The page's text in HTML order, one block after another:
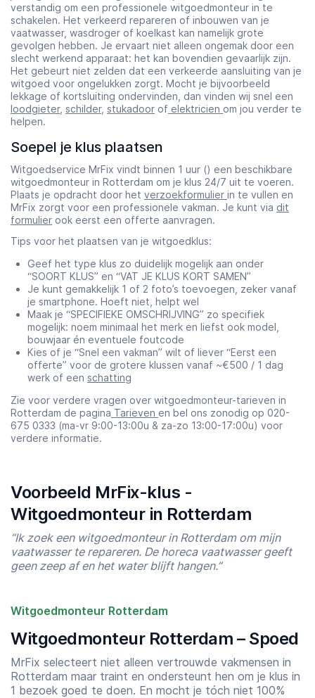
verstandig om een professionele witgoedmonteur in te
schakelen. Het verkeerd repareren of inbouwen van je
vaatwasser, wasdroger of koelkast kan namelijk grote
gevolgen hebben. Je ervaart niet alleen ongemak door een
slecht werkend apparaat: het kan bovendien gevaarlijk zijn.
Het gebeurt niet zelden dat een verkeerde aansluiting van je
witgoed voor ongelukken zorgt. Mocht je bijvoorbeeld
lekkage of kortsluiting ondervinden, dan vinden wij snel een
loodgieter, schilder, stukadoor of elektricien om jou verder te
helpen.
Soepel je klus plaatsen
Witgoedservice MrFix vindt binnen 1 uur () een beschikbare
witgoedmonteur in Rotterdam om je klus 24/7 uit te voeren.
Plaats je opdracht door het verzoekformulier in te vullen en
MrFix zorgt voor een professionele vakman. Je kunt via dit
formulier ook eerst een offerte aanvragen.
Tips voor het plaatsen van je witgoedklus:
Geef het type klus zo duidelijk mogelijk aan onder
“SOORT KLUS” en “VAT JE KLUS KORT SAMEN”
Je kunt gemakkelijk 1 of 2 foto’s toevoegen, zeker vanaf
je smartphone. Hoeft niet, helpt wel
Maak je “SPECIFIEKE OMSCHRIJVING” zo specifiek
mogelijk: noem minimaal het merk en liefst ook model,
bouwjaar én eventuele foutcode
Kies of je “Snel een vakman” wilt of liever “Eerst een
offerte” voor de grotere klussen vanaf ~€500 / 1 dag
werk of een schatting
Zie voor verdere vragen over witgoedmonteur-tarieven in
Rotterdam de pagina Tarieven en bel ons zonodig op 020-
675 0333 (ma-vr 9:00-13:00u & za-zo 13:00-17:00u) voor
verdere informatie.
Voorbeeld MrFix-klus -
Witgoedmonteur in Rotterdam
“Ik zoek een witgoedmonteur in Rotterdam om mijn
vaatwasser te repareren. De horeca vaatwasser geeft
geen zeep af en het water blijft hangen.”
Witgoedmonteur Rotterdam
Witgoedmonteur Rotterdam – Spoed
MrFix selecteert niet alleen vertrouwde vakmensen in
Rotterdam maar traint en ondersteunt hen om je klus in
1 bezoek goed te doen. En mocht je tóch niet 100%
Starttijd
Eindtijd